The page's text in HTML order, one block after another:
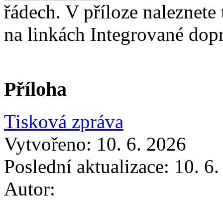
řádech. V příloze
na linkách Integrované
Příloha
Tisková zpráva
Vytvořeno: 10. 6. 2026
Poslední aktualizace: 10.
Autor: